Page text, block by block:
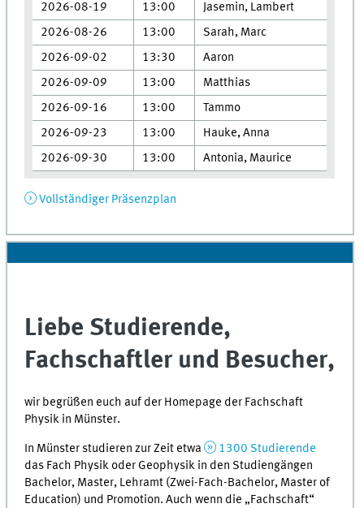
2026-08-19
13:00
Jasemin, Lambert
2026-08-26
13:00
Sarah, Marc
2026-09-02
13:30
Aaron
2026-09-09
13:00
Matthias
2026-09-16
13:00
Tammo
2026-09-23
13:00
Hauke, Anna
2026-09-30
13:00 Antonia, Maurice
Vollständiger Präsenzplan
Liebe Studierende,
Fachschaftler und Besucher,
wir begrüßen euch auf der Homepage der Fachschaft
Physik in Münster.
In Münster studieren zur Zeit etwa
1300 Studierende
das Fach Physik oder Geophysik in den Studiengängen
Bachelor, Master, Lehramt (Zwei-Fach-Bachelor, Master of
Education) und Promotion. Auch wenn die „Fachschaft“